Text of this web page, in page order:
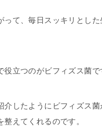
って、毎日スッキリとし
役立つのがビフィズス菌で
介したようにビフィズス
整えてくれるのです。